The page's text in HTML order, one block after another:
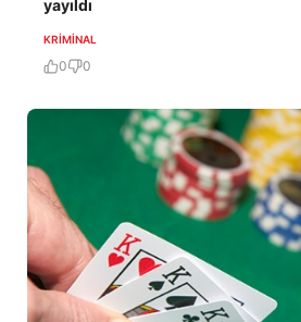
yayıldı
KRIMINAL
0 0